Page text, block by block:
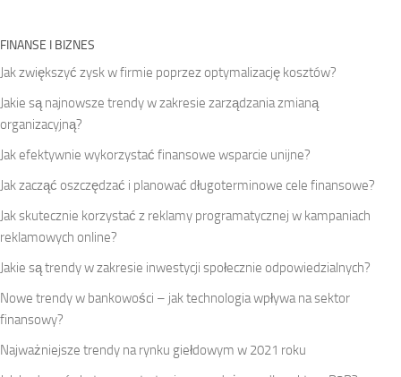
FINANSE I BIZNES
Jak zwiększyć zysk w firmie poprzez optymalizację kosztów?
Jakie są najnowsze trendy w zakresie zarządzania zmianą
organizacyjną?
Jak efektywnie wykorzystać finansowe wsparcie unijne?
Jak zacząć oszczędzać i planować długoterminowe cele finansowe?
Jak skutecznie korzystać z reklamy programatycznej w kampaniach
reklamowych online?
Jakie są trendy w zakresie inwestycji społecznie odpowiedzialnych?
Nowe trendy w bankowości – jak technologia wpływa na sektor
finansowy?
Najważniejsze trendy na rynku giełdowym w 2021 roku